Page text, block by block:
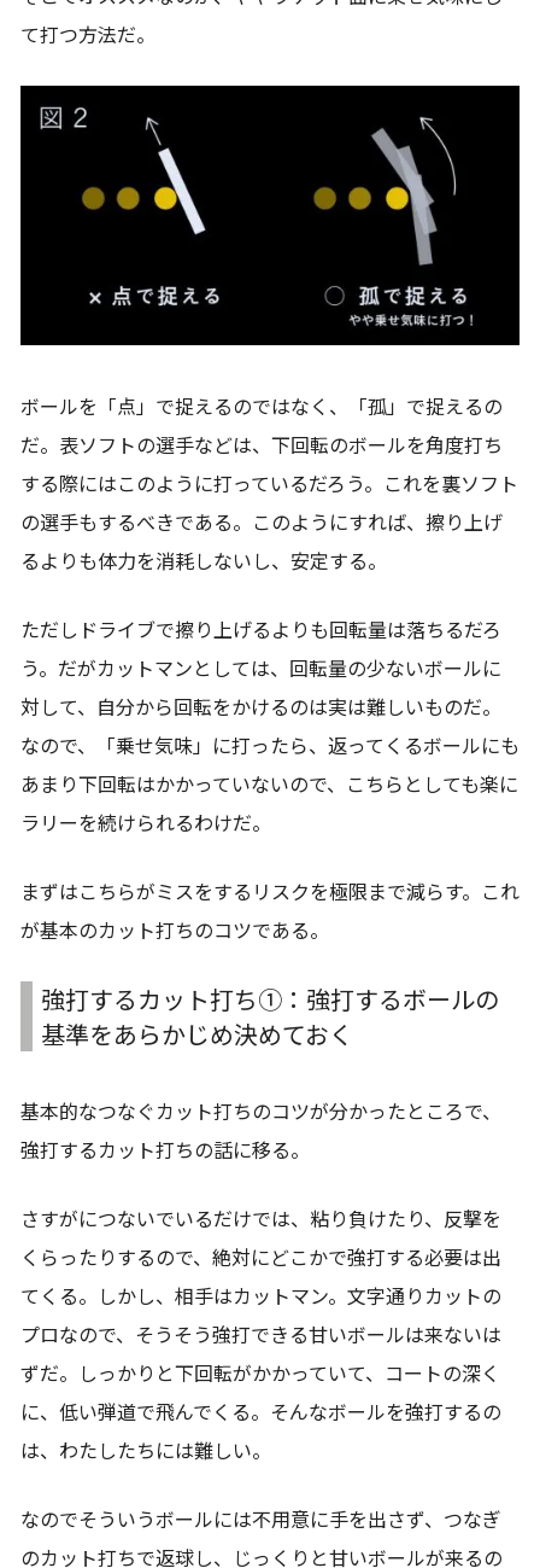
て打つ方法だ。
ボールを「点」で捉えるのではなく、「孤」で捉えるの
だ。表ソフトの選手などは、下回転のボールを角度打ち
する際にはこのように打っているだろう。これを裏ソフト
の選手もするべきである。このようにすれば、擦り上げ
るよりも体力を消耗しないし、安定する。
ただしドライブで擦り上げるよりも回転量は落ちるだろ
う。だがカットマンとしては、回転量の少ないボールに
対して、自分から回転をかけるのは実は難しいものだ。
なので、「乗せ気味」に打ったら、返ってくるボールにも
あまり下回転はかかっていないので、こちらとしても楽に
ラリーを続けられるわけだ。
まずはこちらがミスをするリスクを極限まで減らす。これ
が基本のカット打ちのコツである。
強打するカット打ち①：強打するボールの
基準をあらかじめ決めておく
基本的なつなぐカット打ちのコツが分かったところで、
強打するカット打ちの話に移る。
さすがにつないでいるだけでは、粘り負けたり、反撃を
くらったりするので、絶対にどこかで強打する必要は出
てくる。しかし、相手はカットマン。文字通りカットの
プロなので、そうそう強打できる甘いボールは来ないは
ずだ。しっかりと下回転がかかっていて、コートの深く
に、低い弾道で飛んでくる。そんなボールを強打するの
は、わたしたちには難しい。
なのでそういうボールには不用意に手を出さず、つなぎ
のカット打ちで返球し、じっくりと甘いボールが来るの